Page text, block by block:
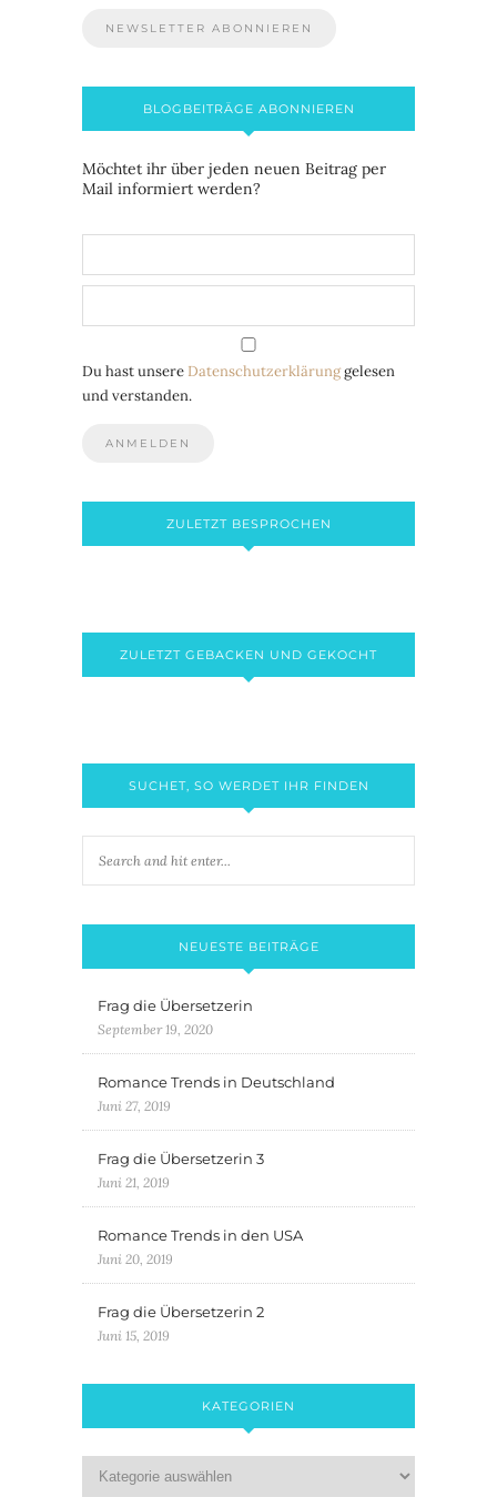
BLOGBEITRÄGE ABONNIEREN
Möchtet ihr über jeden neuen Beitrag per
Mail informiert werden?
Du hast unsere Datenschutzerklärunggelesen
und verstanden.
ZULETZT BESPROCHEN
ZULETZT GEBACKEN UND GEKOCHT
SUCHET, SO WERDET IHR FINDEN
NEUESTE BEITRÄGE
Frag die Übersetzerin
September 19, 2020
Romance Trends in Deutschland
Juni 27, 2019
Frag die Übersetzerin 3
Juni 21, 2019
Romance Trends in den USA
Juni 20, 2019
Frag die Übersetzerin 2
Juni 15, 2019
KATEGORIEN